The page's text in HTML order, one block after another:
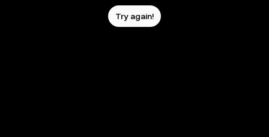
Try again!